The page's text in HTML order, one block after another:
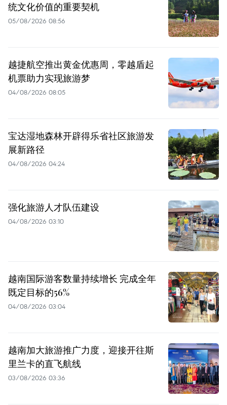
统文化价值的重要契机
05/08/2026 08:56
越捷航空推出黄金优惠周，零越盾起
机票助力实现旅游梦
04/08/2026 08:05
宝达湿地森林开辟得乐省社区旅游发
展新路径
04/08/2026 04:24
强化旅游人才队伍建设
04/08/2026 03:10
越南国际游客数量持续增长 完成全年
既定目标的56%
04/08/2026 03:04
越南加大旅游推广力度，迎接开往斯
里兰卡的直飞航线
03/08/2026 03:36